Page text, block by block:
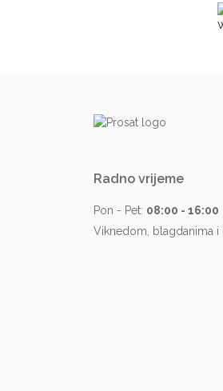
Radno vrijeme
Pon - Pet: 08:00 - 16:00
Viknedom, blagdanima i